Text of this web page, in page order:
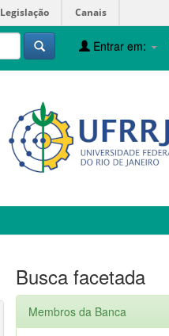
Legislação Canais
Entrar em:
Busca facetada
Membros da Banca